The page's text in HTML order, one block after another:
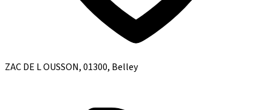
ZAC DE L OUSSON, 01300, Belley